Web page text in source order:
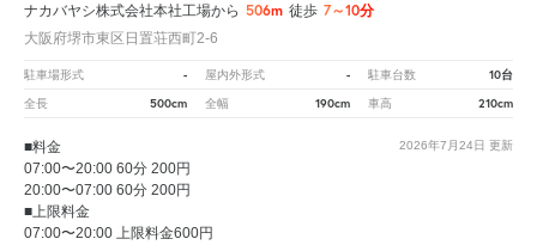
ナカバヤシ株式会社本社工場から 506m 徒歩 7～10分
大阪府堺市東区日置荘西町2-6
駐車場形式 - 屋内外形式 - 駐車台数 10台
全長 500cm 全幅 190cm 車高 210cm
2026年7月24日 更新
■料金
07:00〜20:00 60分 200円
20:00〜07:00 60分 200円
■上限料金
07:00〜20:00 上限料金600円